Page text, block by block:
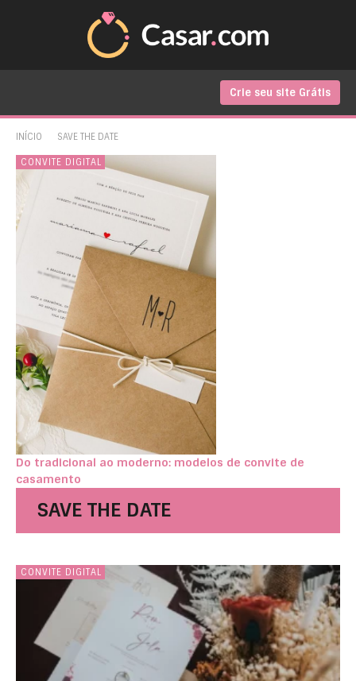
Crie seu site Grátis
INÍCIO SAVE THE DATE
CONVITE DIGITAL
Do tradicional ao moderno: modelos de convite de
casamento
SAVE THE DATE
CONVITE DIGITAL